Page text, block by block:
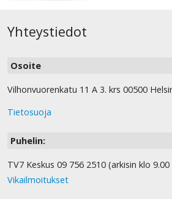
Yhteystiedot
Osoite
Vilhonvuorenkatu 11 A 3. krs 00500
Tietosuoja
Puhelin:
TV7 Keskus 09 756 2510 (arkisin klo
Vikailmoitukset